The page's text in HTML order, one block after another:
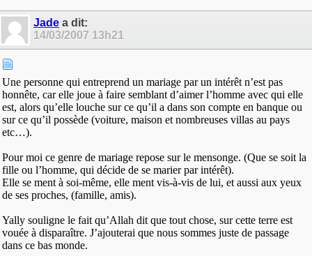
Jade a dit:
14/03/2007 13h21
Une personne qui entreprend un mariage par un intérêt n’est pas
honnête, car elle joue à faire semblant d’aimer l’homme avec qui elle
est, alors qu’elle louche sur ce qu’il a dans son compte en banque ou
sur ce qu’il possède (voiture, maison et nombreuses villas au pays
etc…).
Pour moi ce genre de mariage repose sur le mensonge. (Que se soit la
fille ou l’homme, qui décide de se marier par intérêt).
Elle se ment à soi-même, elle ment vis-à-vis de lui, et aussi aux yeux
de ses proches, (famille, amis).
Yally souligne le fait qu’Allah dit que tout chose, sur cette terre est
vouée à disparaître. J’ajouterai que nous sommes juste de passage
dans ce bas monde.